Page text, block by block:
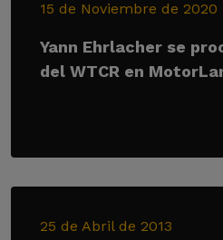
15 de Noviembre de 2020
Yann Ehrlacher se
del WTCR en
25 de Abril de 2013